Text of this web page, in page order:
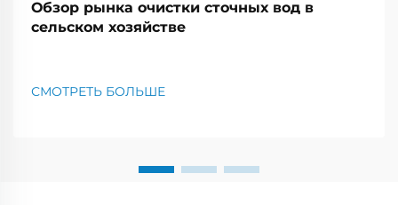
Обзор рынка очистки сточных вод в
сельском хозяйстве
СМОТРЕТЬ БОЛЬШЕ